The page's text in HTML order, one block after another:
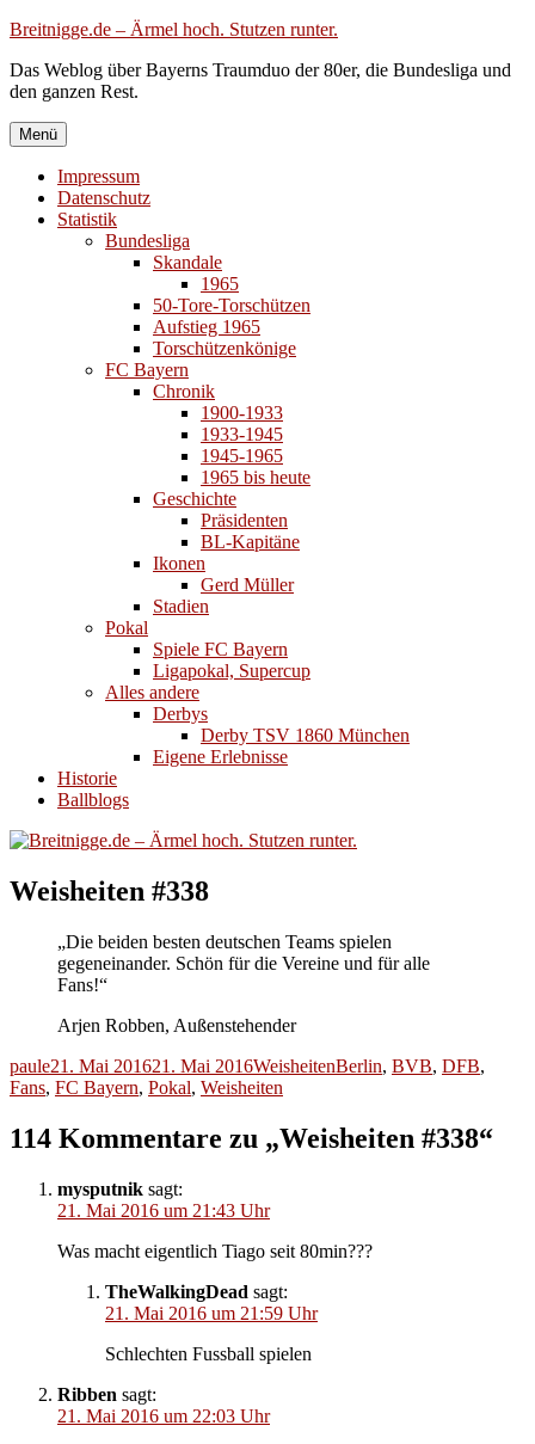
Zum
springen
Breitnigge.de – Ärmel hoch. Stutzen runter.
Das Weblog über Bayerns Traumduo der 80er, die Bundesliga und
den ganzen Rest.
Menü
Impressum
Datenschutz
Statistik
Bundesliga
Skandale
1965
50-Tore-Torschützen
Aufstieg 1965
Torschützenkönige
FC Bayern
Chronik
1900-1933
1933-1945
1945-1965
1965 bis heute
Geschichte
Präsidenten
BL-Kapitäne
Ikonen
Gerd Müller
Stadien
Pokal
Spiele FC Bayern
Ligapokal, Supercup
Alles andere
Derbys
Derby TSV 1860 München
Eigene Erlebnisse
Historie
Ballblogs
Weisheiten #338
„Die beiden besten deutschen Teams spielen
gegeneinander. Schön für die Vereine und für alle
Fans!“
Arjen Robben, Außenstehender
Autor
pauleVeröffentlicht
am
21. Mai 201621. Mai 2016Kategorien
WeisheitenSchlagwörter
Berlin, BVB, DFB,
Fans, FC Bayern, Pokal, Weisheiten
114 Kommentare zu „Weisheiten #338“
mysputnik sagt:
21. Mai 2016 um 21:43 Uhr
Was macht eigentlich Tiago seit 80min???
TheWalkingDead sagt:
21. Mai 2016 um 21:59 Uhr
Schlechten Fussball spielen
Ribben sagt:
21. Mai 2016 um 22:03 Uhr